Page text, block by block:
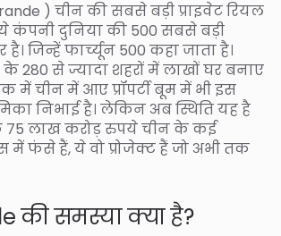
) चीन की सबसे बड़ी प्राइवेट रियल
कंपनी दुनिया की 500 सबसे बड़ी
जिन्हें फार्च्यून 500 कहा जाता है।
के 280 से ज्यादा शहरों में लाखों घर बनाए
में चीन में आए प्रॉपर्टी बूम में भी इस
निभाई है। लेकिन अब स्थिति यह है
लाख करोड़ रुपये चीन के कई
में फंसे हैं, ये वो प्रोजेक्ट हैं जो अभी तक
की समस्या क्या है?